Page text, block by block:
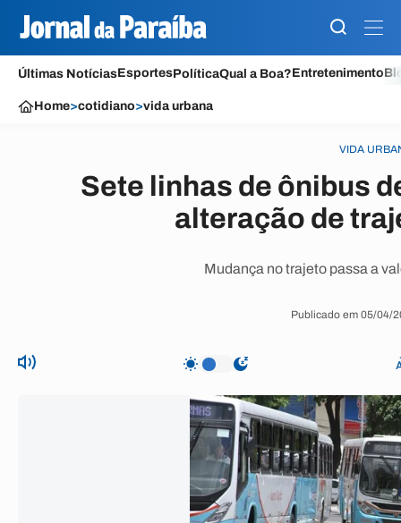
Últimas NotíciasEsportesPolíticaQual a Boa?Entretenimento
Home>cotidiano>vida urbana
VIDA
Sete linhas de ônibus
alteração de
Mudança no trajeto passa a
Publicado em 05/04/